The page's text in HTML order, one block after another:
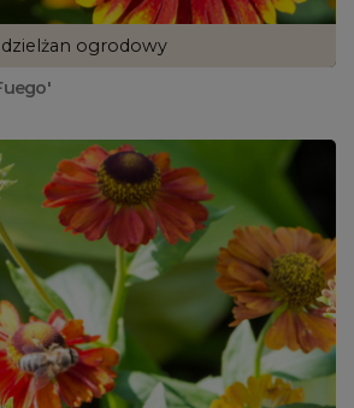
dzielżan ogrodowy